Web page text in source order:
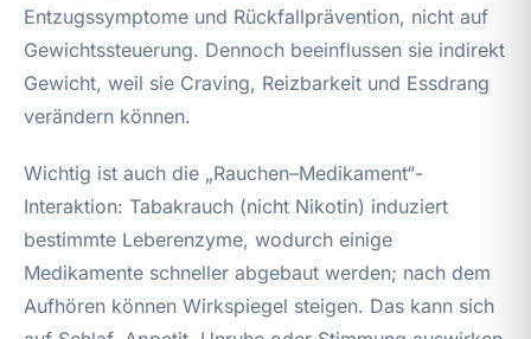
Entzugssymptome und Rückfallprävention, nicht auf
Gewichtssteuerung. Dennoch beeinflussen sie indirekt
Gewicht, weil sie Craving, Reizbarkeit und Essdrang
verändern können.
Wichtig ist auch die „Rauchen–Medikament“-
Interaktion: Tabakrauch (nicht Nikotin) induziert
bestimmte Leberenzyme, wodurch einige
Medikamente schneller abgebaut werden; nach dem
Aufhören können Wirkspiegel steigen. Das kann sich